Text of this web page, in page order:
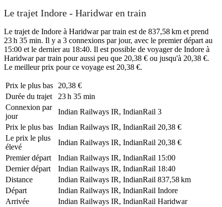
Le trajet Indore - Haridwar en train
Le trajet de Indore à Haridwar par train est de 837,58 km et prend
23 h 35 min. Il y a 3 connexions par jour, avec le premier départ au
15:00 et le dernier au 18:40. Il est possible de voyager de Indore à
Haridwar par train pour aussi peu que 20,38 € ou jusqu'à 20,38 €.
Le meilleur prix pour ce voyage est 20,38 €.
Prix ​​le plus bas
20,38 €
Durée du trajet
23 h 35 min
Connexion par
jour
Indian Railways IR, IndianRail 3
Prix ​​le plus bas Indian Railways IR, IndianRail 20,38 €
Le prix le plus
élevé
Indian Railways IR, IndianRail 20,38 €
Premier départ
Indian Railways IR, IndianRail 15:00
Dernier départ
Indian Railways IR, IndianRail 18:40
Distance
Indian Railways IR, IndianRail 837,58 km
Départ
Indian Railways IR, IndianRail Indore
Arrivée
Indian Railways IR, IndianRail Haridwar